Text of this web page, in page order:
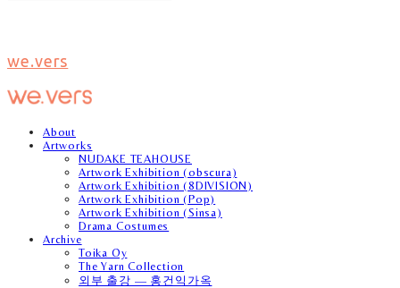
we.vers
About
Artworks
NUDAKE TEAHOUSE
Artwork Exhibition (obscura)
Artwork Exhibition (8DIVISION)
Artwork Exhibition (Pop)
Artwork Exhibition (Sinsa)
Drama Costumes
Archive
Toika Oy
The Yarn Collection
외부 출강 — 홍건익가옥